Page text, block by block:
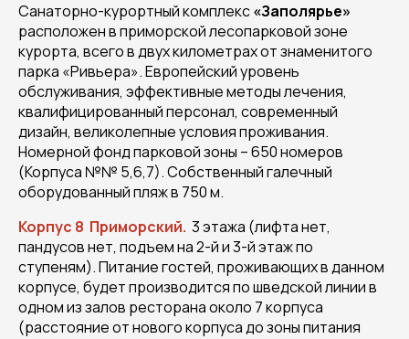
Санаторно-курортный комплекс«Заполярье»
расположен в приморской лесопарковой зоне
курорта, всего в двух километрах от знаменитого
парка «Ривьера». Европейский уровень
обслуживания, эффективные методы лечения,
квалифицированный персонал, современный
дизайн, великолепные условия проживания.
Номерной фонд парковой зоны – 650 номеров
(Корпуса №№ 5,6,7). Собственный галечный
оборудованный пляж в 750 м.
Корпус 8 Приморский. 3 этажа (лифта нет,
пандусов нет, подъем на 2-й и 3-й этаж по
ступеням). Питание гостей, проживающих в данном
корпусе, будет производится по шведской линии в
одном из залов ресторана около 7 корпуса
(расстояние от нового корпуса до зоны питания